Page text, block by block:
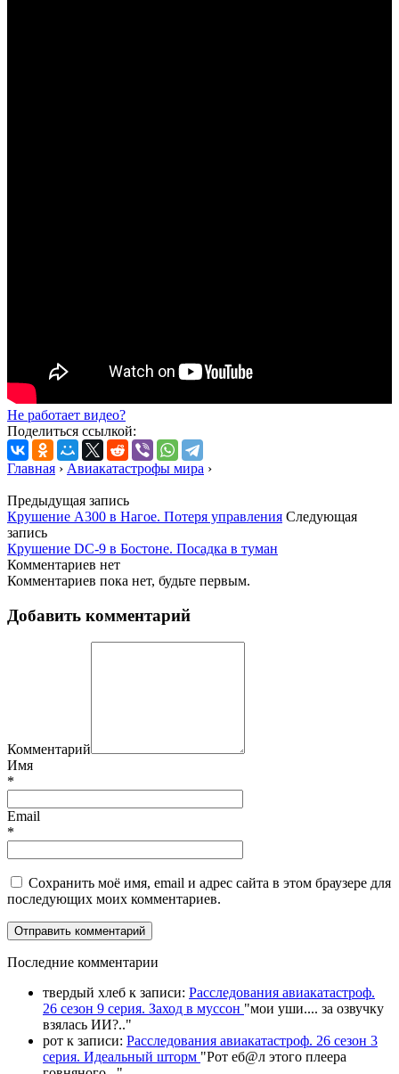
Не работает видео?
Поделиться ссылкой:
Главная › Авиакатастрофы мира ›
Предыдущая запись
Крушение A300 в Нагое. Потеря управления Следующая
запись
Крушение DC-9 в Бостоне. Посадка в туман
Комментариев нет
Комментариев пока нет, будьте первым.
Добавить комментарий
Комментарий
Имя
*
Email
*
Сохранить моё имя, email и адрес сайта в этом браузере для
последующих моих комментариев.
Последние комментарии
твердый хлеб к записи: Расследования авиакатастроф.
26 сезон 9 серия. Заход в муссон "мои уши.... за озвучку
взялась ИИ?.."
рот к записи: Расследования авиакатастроф. 26 сезон 3
серия. Идеальный шторм "Рот еб@л этого плеера